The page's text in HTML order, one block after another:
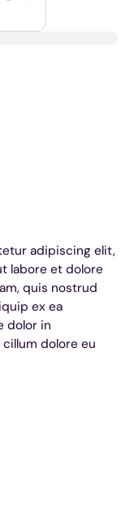
adipiscing elit,
labore et dolore
quis nostrud
ex ea
dolor in
dolore eu